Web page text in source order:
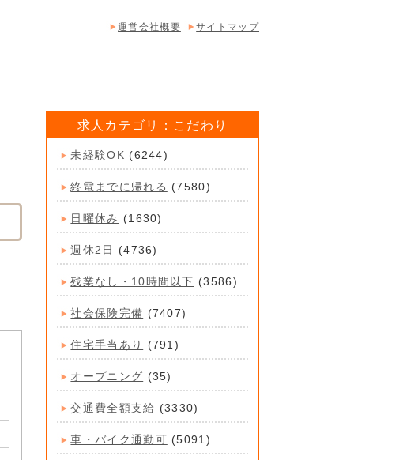
運営会社概要
サイトマップ
求人カテゴリ：こだわり
未経験OK (6244)
終電までに帰れる (7580)
日曜休み (1630)
週休2日 (4736)
残業なし・10時間以下 (3586)
社会保険完備 (7407)
住宅手当あり (791)
オープニング (35)
交通費全額支給 (3330)
車・バイク通勤可 (5091)